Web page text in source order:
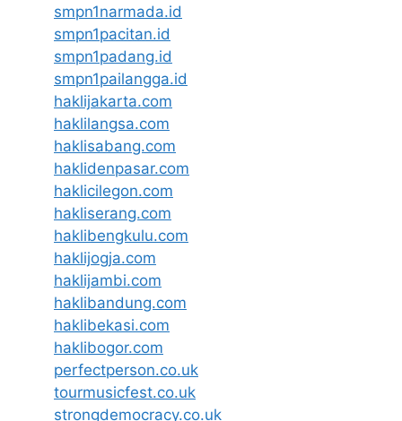
smpn1narmada.id
smpn1pacitan.id
smpn1padang.id
smpn1pailangga.id
haklijakarta.com
haklilangsa.com
haklisabang.com
haklidenpasar.com
haklicilegon.com
hakliserang.com
haklibengkulu.com
haklijogja.com
haklijambi.com
haklibandung.com
haklibekasi.com
haklibogor.com
perfectperson.co.uk
tourmusicfest.co.uk
strongdemocracy.co.uk